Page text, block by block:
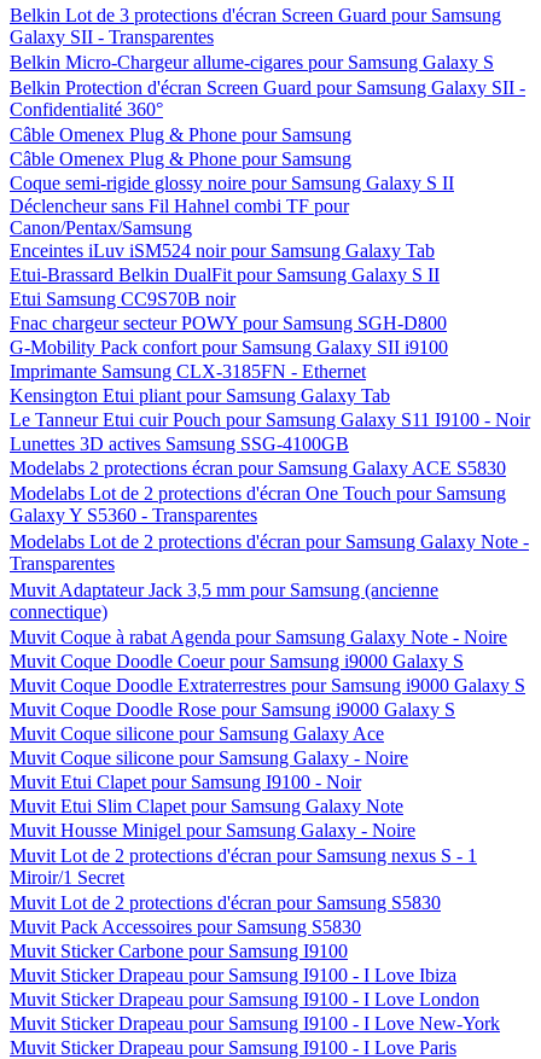
Belkin Lot de 3 protections d'écran Screen Guard pour Samsung
Galaxy SII - Transparentes
Belkin Micro-Chargeur allume-cigares pour Samsung Galaxy S
Belkin Protection d'écran Screen Guard pour Samsung Galaxy SII -
Confidentialité 360°
Câble Omenex Plug & Phone pour Samsung
Câble Omenex Plug & Phone pour Samsung
Coque semi-rigide glossy noire pour Samsung Galaxy S II
Déclencheur sans Fil Hahnel combi TF pour
Canon/Pentax/Samsung
Enceintes iLuv iSM524 noir pour Samsung Galaxy Tab
Etui-Brassard Belkin DualFit pour Samsung Galaxy S II
Etui Samsung CC9S70B noir
Fnac chargeur secteur POWY pour Samsung SGH-D800
G-Mobility Pack confort pour Samsung Galaxy SII i9100
Imprimante Samsung CLX-3185FN - Ethernet
Kensington Etui pliant pour Samsung Galaxy Tab
Le Tanneur Etui cuir Pouch pour Samsung Galaxy S11 I9100 - Noir
Lunettes 3D actives Samsung SSG-4100GB
Modelabs 2 protections écran pour Samsung Galaxy ACE S5830
Modelabs Lot de 2 protections d'écran One Touch pour Samsung
Galaxy Y S5360 - Transparentes
Modelabs Lot de 2 protections d'écran pour Samsung Galaxy Note -
Transparentes
Muvit Adaptateur Jack 3,5 mm pour Samsung (ancienne
connectique)
Muvit Coque à rabat Agenda pour Samsung Galaxy Note - Noire
Muvit Coque Doodle Coeur pour Samsung i9000 Galaxy S
Muvit Coque Doodle Extraterrestres pour Samsung i9000 Galaxy S
Muvit Coque Doodle Rose pour Samsung i9000 Galaxy S
Muvit Coque silicone pour Samsung Galaxy Ace
Muvit Coque silicone pour Samsung Galaxy - Noire
Muvit Etui Clapet pour Samsung I9100 - Noir
Muvit Etui Slim Clapet pour Samsung Galaxy Note
Muvit Housse Minigel pour Samsung Galaxy - Noire
Muvit Lot de 2 protections d'écran pour Samsung nexus S - 1
Miroir/1 Secret
Muvit Lot de 2 protections d'écran pour Samsung S5830
Muvit Pack Accessoires pour Samsung S5830
Muvit Sticker Carbone pour Samsung I9100
Muvit Sticker Drapeau pour Samsung I9100 - I Love Ibiza
Muvit Sticker Drapeau pour Samsung I9100 - I Love London
Muvit Sticker Drapeau pour Samsung I9100 - I Love New-York
Muvit Sticker Drapeau pour Samsung I9100 - I Love Paris